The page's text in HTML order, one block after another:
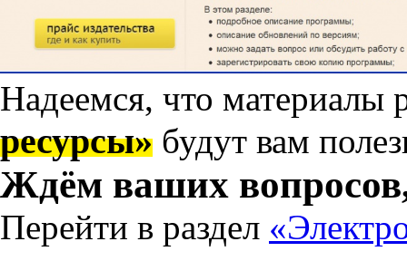
Надеемся, что материалы
ресурсы» будут вам
Ждём ваших
Перейти в раздел